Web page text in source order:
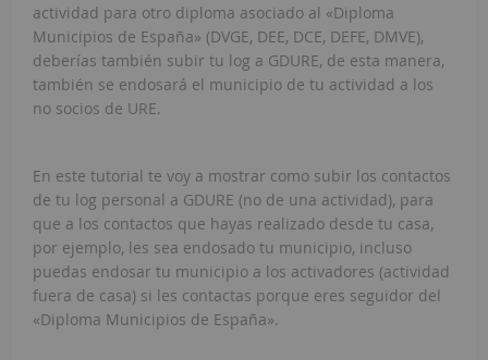
actividad para otro diploma asociado al «Diploma
Municipios de España» (DVGE, DEE, DCE, DEFE, DMVE),
deberías también subir tu log a GDURE, de esta manera,
también se endosará el municipio de tu actividad a los
no socios de URE.
En este tutorial te voy a mostrar como subir los contactos
de tu log personal a GDURE (no de una actividad), para
que a los contactos que hayas realizado desde tu casa,
por ejemplo, les sea endosado tu municipio, incluso
puedas endosar tu municipio a los activadores (actividad
fuera de casa) si les contactas porque eres seguidor del
«Diploma Municipios de España».